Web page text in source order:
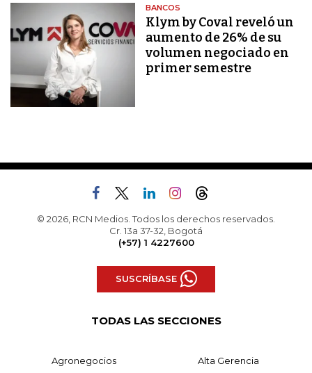
BANCOS
Klym by Coval reveló un
aumento de 26% de su
volumen negociado en
primer semestre
© 2026, RCN Medios. Todos los derechos reservados.
Cr. 13a 37-32, Bogotá
(+57) 1 4227600
SUSCRÍBASE
TODAS LAS SECCIONES
Agronegocios Alta Gerencia